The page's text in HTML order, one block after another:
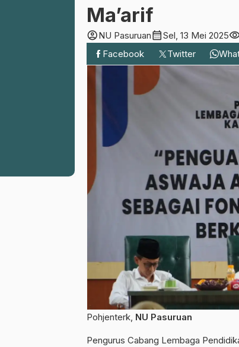
Ma’arif
account_circleNU Pasuruancalendar_monthSel, 13 Mei 2025
Facebook
Twitter
Pohjenterk, NU Pasuruan
Pengurus Cabang Lembaga